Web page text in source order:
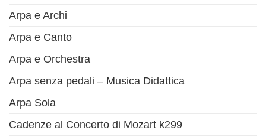
Arpa e Archi
Arpa e Canto
Arpa e Orchestra
Arpa senza pedali – Musica Didattica
Arpa Sola
Cadenze al Concerto di Mozart k299